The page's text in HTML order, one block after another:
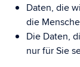
Daten, die
die
Die Daten,
nur für Sie